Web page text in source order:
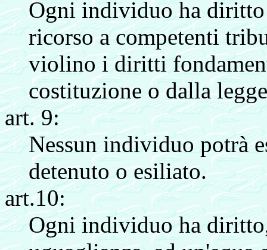
Ogni individuo ha
ricorso a competenti
violino i diritti
costituzione o dalla
art. 9:
Nessun individuo potrà
detenuto o esiliato.
art.10:
Ogni individuo ha